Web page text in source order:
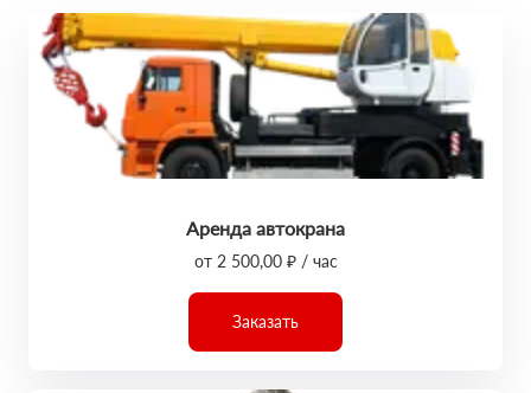
Аренда автокрана
от 2 500,00 ₽ / час
Заказать